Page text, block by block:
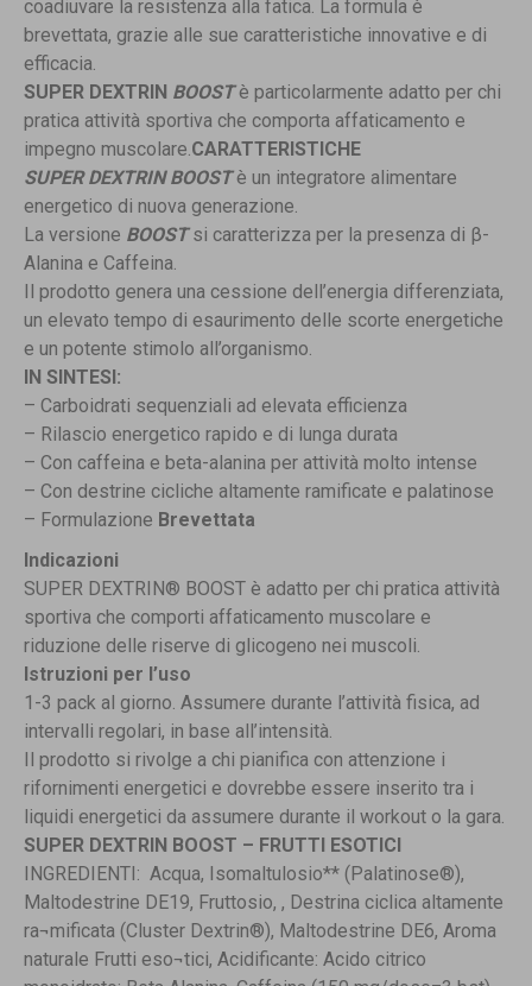
coadiuvare la resistenza alla fatica. La formula è
brevettata, grazie alle sue caratteristiche innovative e di
efficacia.
SUPER DEXTRIN BOOSTè particolarmente adatto per chi
pratica attività sportiva che comporta affaticamento e
impegno muscolare.CARATTERISTICHE
SUPER DEXTRIN BOOSTè un integratore alimentare
energetico di nuova generazione.
La versione BOOSTsi caratterizza per la presenza di β-
Alanina e Caffeina.
Il prodotto genera una cessione dell’energia differenziata,
un elevato tempo di esaurimento delle scorte energetiche
e un potente stimolo all’organismo.
IN SINTESI:
– Carboidrati sequenziali ad elevata efficienza
– Rilascio energetico rapido e di lunga durata
– Con caffeina e beta-alanina per attività molto intense
– Con destrine cicliche altamente ramificate e palatinose
– Formulazione Brevettata
Indicazioni
SUPER DEXTRIN® BOOST è adatto per chi pratica attività
sportiva che comporti affaticamento muscolare e
riduzione delle riserve di glicogeno nei muscoli.
Istruzioni per l’uso
1-3 pack al giorno. Assumere durante l’attività fisica, ad
intervalli regolari, in base all’intensità.
Il prodotto si rivolge a chi pianifica con attenzione i
rifornimenti energetici e dovrebbe essere inserito tra i
liquidi energetici da assumere durante il workout o la gara.
SUPER DEXTRIN BOOST – FRUTTI ESOTICI
INGREDIENTI: Acqua, Isomaltulosio** (Palatinose®),
Maltodestrine DE19, Fruttosio, , Destrina ciclica altamente
ra¬mificata (Cluster Dextrin®), Maltodestrine DE6, Aroma
naturale Frutti eso¬tici, Acidificante: Acido citrico